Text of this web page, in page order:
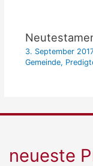
3. September
Gemeinde,
neueste